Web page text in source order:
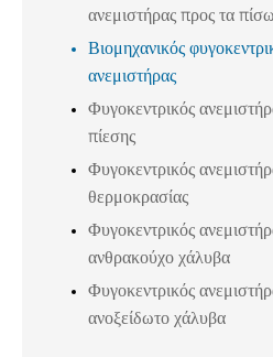
ανεμιστήρας προς τα πίσω
Βιομηχανικός
ανεμιστήρας
Φυγοκεντρικός
πίεσης
Φυγοκεντρικός
θερμοκρασίας
Φυγοκεντρικός
ανθρακούχο χάλυβα
Φυγοκεντρικός
ανοξείδωτο χάλυβα